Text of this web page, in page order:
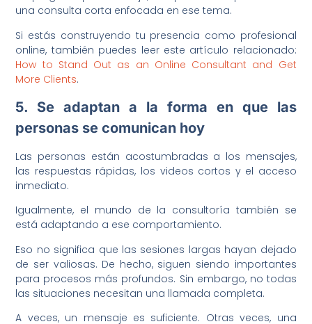
una consulta corta enfocada en ese tema.
Si estás construyendo tu presencia como profesional
online, también puedes leer este artículo relacionado:
How to Stand Out as an Online Consultant and Get
More Clients.
5. Se adaptan a la forma en que las
personas se comunican hoy
Las personas están acostumbradas a los mensajes,
las respuestas rápidas, los videos cortos y el acceso
inmediato.
Igualmente, el mundo de la consultoría también se
está adaptando a ese comportamiento.
Eso no significa que las sesiones largas hayan dejado
de ser valiosas. De hecho, siguen siendo importantes
para procesos más profundos. Sin embargo, no todas
las situaciones necesitan una llamada completa.
A veces, un mensaje es suficiente. Otras veces, una